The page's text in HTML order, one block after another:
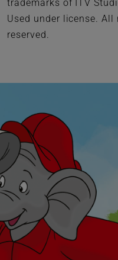
trademarks of ITV
Used under license. All
reserved.